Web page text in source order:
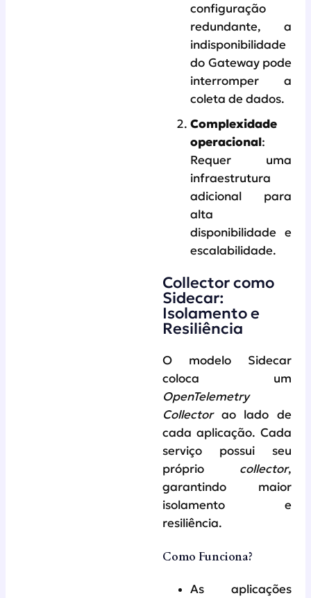
configuração
redundante, a
indisponibilidade
do Gateway pode
interromper a
coleta de dados.
Complexidade
operacional:
Requer uma
infraestrutura
adicional para
alta
disponibilidade e
escalabilidade.
Collector como
Sidecar:
Isolamento e
Resiliência
O modelo Sidecar
coloca um
OpenTelemetry
Collectorao lado de
cada aplicação. Cada
serviço possui seu
próprio collector,
garantindo maior
isolamento e
resiliência.
Como Funciona?
As aplicações